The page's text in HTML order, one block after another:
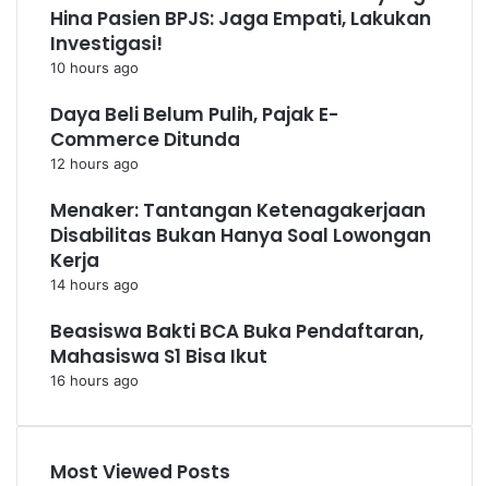
Hina Pasien BPJS: Jaga Empati, Lakukan
Investigasi!
10 hours ago
Daya Beli Belum Pulih, Pajak E-
Commerce Ditunda
12 hours ago
Menaker: Tantangan Ketenagakerjaan
Disabilitas Bukan Hanya Soal Lowongan
Kerja
14 hours ago
Beasiswa Bakti BCA Buka Pendaftaran,
Mahasiswa S1 Bisa Ikut
16 hours ago
Most Viewed Posts